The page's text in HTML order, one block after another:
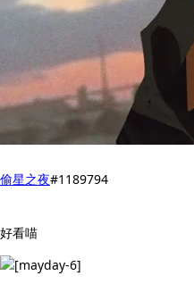
偷星之夜#1189794
好看喵